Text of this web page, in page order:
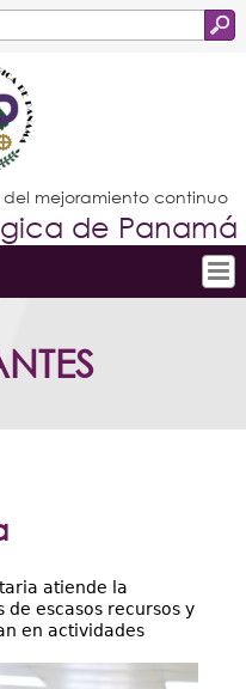
mejoramiento continuo
de Panamá
atiende la
escasos recursos y
en actividades